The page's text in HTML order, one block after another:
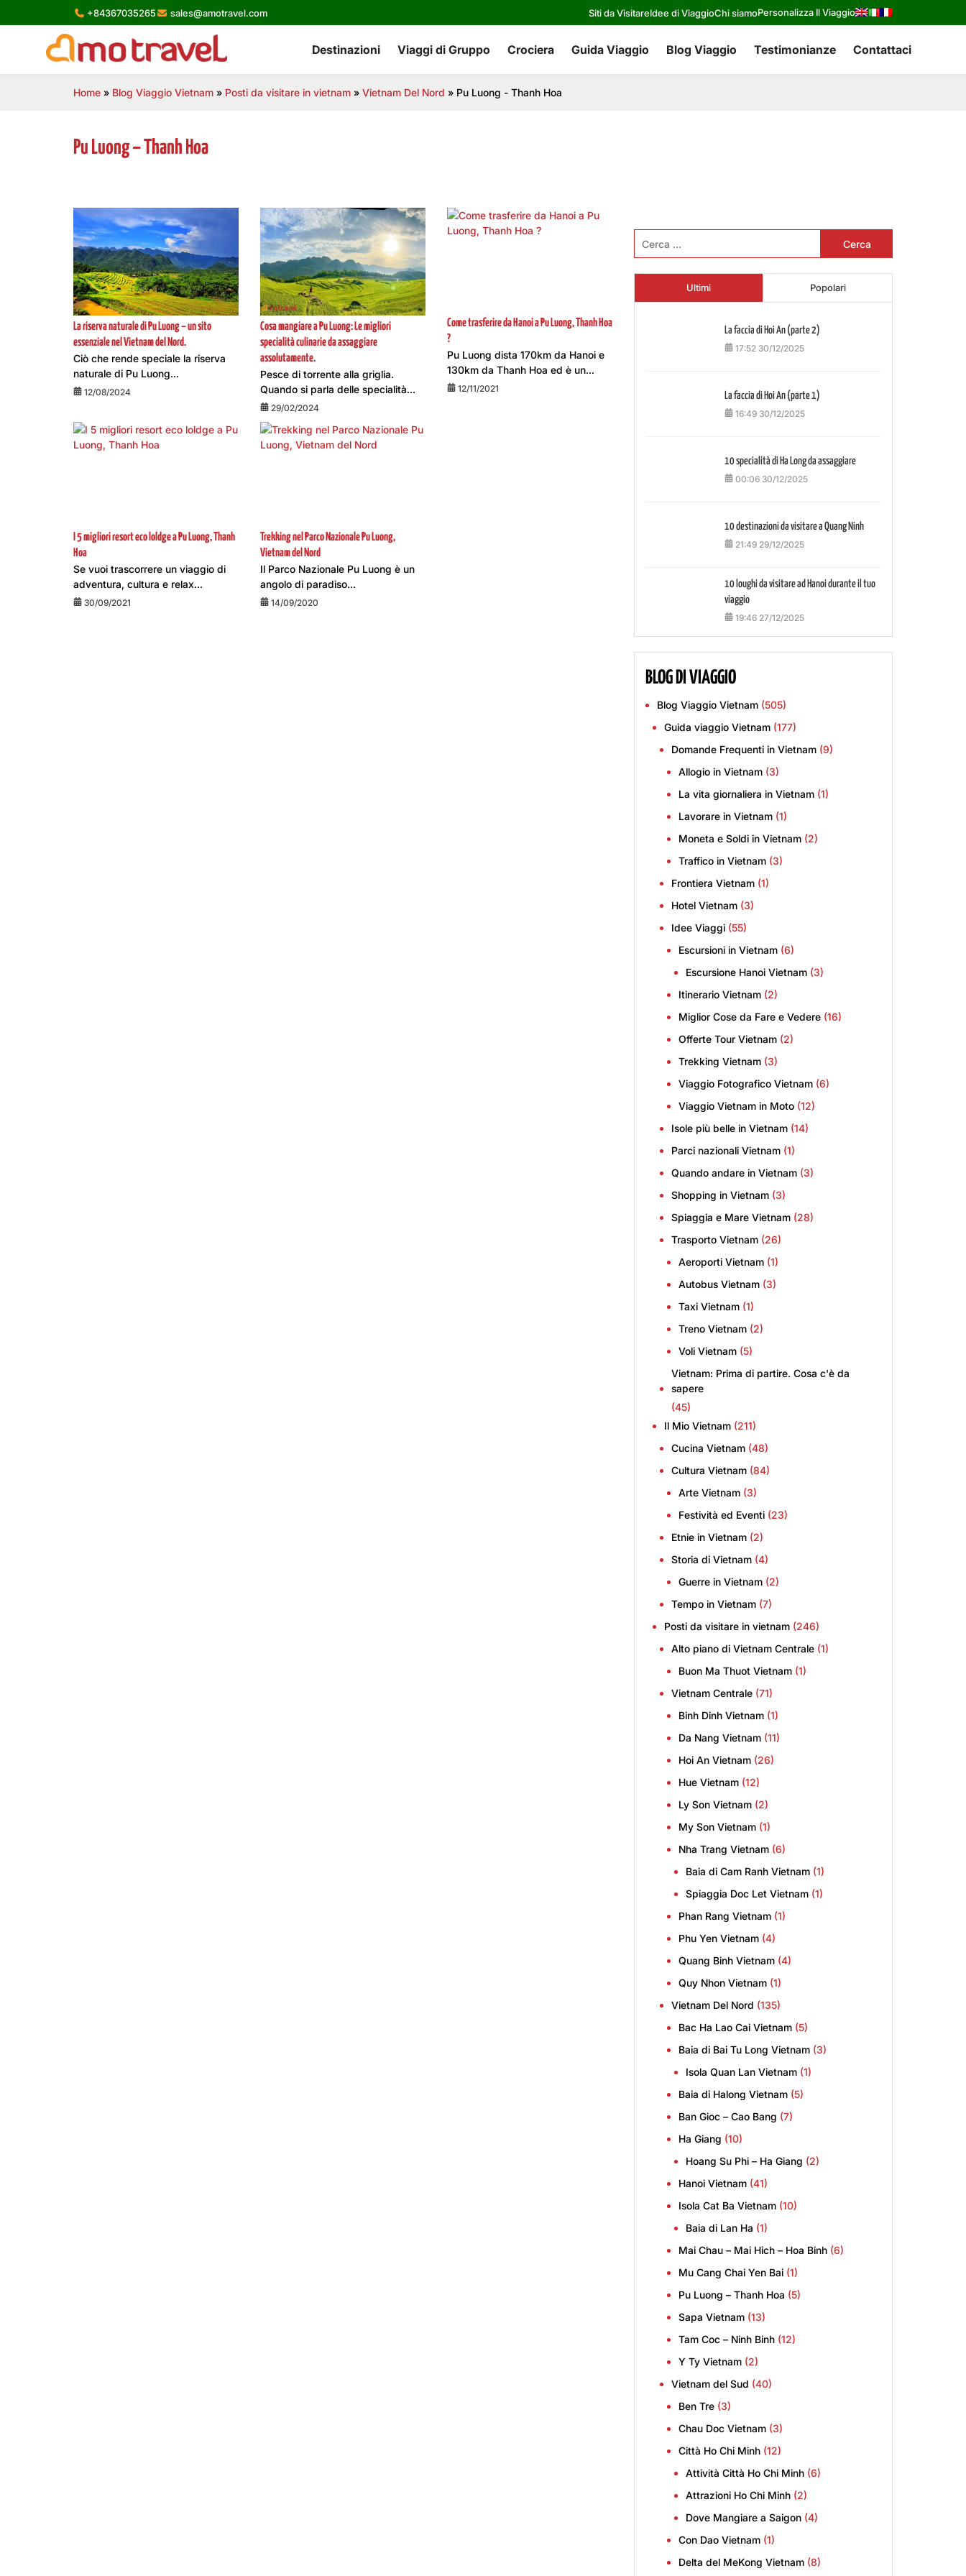
+84367035265 sales@amotravel.com Siti da VisitareIdee di ViaggioChi siamoPersonalizza Il Viaggio
Destinazioni Viaggi di Gruppo Crociera Guida Viaggio Blog Viaggio Testimonianze Contattaci
Home » Blog Viaggio Vietnam » Posti da visitare in vietnam » Vietnam Del Nord » Pu Luong - Thanh Hoa
Pu Luong – Thanh Hoa
La riserva naturale di Pu Luong – un sito
essenziale nel Vietnam del Nord.
Ciò che rende speciale la riserva
naturale di Pu Luong...
12/08/2024
Cosa mangiare a Pu Luong: Le migliori
specialità culinarie da assaggiare
assolutamente.
Pesce di torrente alla griglia.
Quando si parla delle specialità...
29/02/2024
Come trasferire da Hanoi a Pu Luong, Thanh Hoa
?
Pu Luong dista 170km da Hanoi e
130km da Thanh Hoa ed è un...
12/11/2021
I 5 migliori resort eco loldge a Pu Luong, Thanh
Hoa
Se vuoi trascorrere un viaggio di
adventura, cultura e relax...
30/09/2021
Trekking nel Parco Nazionale Pu Luong,
Vietnam del Nord
Il Parco Nazionale Pu Luong è un
angolo di paradiso...
14/09/2020
per:
Ultimi Popolari
La faccia di Hoi An (parte 2)
17:52 30/12/2025
La faccia di Hoi An (parte 1)
16:49 30/12/2025
10 specialità di Ha Long da assaggiare
00:06 30/12/2025
10 destinazioni da visitare a Quang Ninh
21:49 29/12/2025
10 loughi da visitare ad Hanoi durante il tuo
viaggio
19:46 27/12/2025
BLOG DI VIAGGIO
Blog Viaggio Vietnam (505)
Guida viaggio Vietnam (177)
Domande Frequenti in Vietnam (9)
Allogio in Vietnam (3)
La vita giornaliera in Vietnam (1)
Lavorare in Vietnam (1)
Moneta e Soldi in Vietnam (2)
Traffico in Vietnam (3)
Frontiera Vietnam (1)
Hotel Vietnam (3)
Idee Viaggi (55)
Escursioni in Vietnam (6)
Escursione Hanoi Vietnam (3)
Itinerario Vietnam (2)
Miglior Cose da Fare e Vedere (16)
Offerte Tour Vietnam (2)
Trekking Vietnam (3)
Viaggio Fotografico Vietnam (6)
Viaggio Vietnam in Moto (12)
Isole più belle in Vietnam (14)
Parci nazionali Vietnam (1)
Quando andare in Vietnam (3)
Shopping in Vietnam (3)
Spiaggia e Mare Vietnam (28)
Trasporto Vietnam (26)
Aeroporti Vietnam (1)
Autobus Vietnam (3)
Taxi Vietnam (1)
Treno Vietnam (2)
Voli Vietnam (5)
Vietnam: Prima di partire. Cosa c'è da
sapere
(45)
Il Mio Vietnam (211)
Cucina Vietnam (48)
Cultura Vietnam (84)
Arte Vietnam (3)
Festività ed Eventi (23)
Etnie in Vietnam (2)
Storia di Vietnam (4)
Guerre in Vietnam (2)
Tempo in Vietnam (7)
Posti da visitare in vietnam (246)
Alto piano di Vietnam Centrale (1)
Buon Ma Thuot Vietnam (1)
Vietnam Centrale (71)
Binh Dinh Vietnam (1)
Da Nang Vietnam (11)
Hoi An Vietnam (26)
Hue Vietnam (12)
Ly Son Vietnam (2)
My Son Vietnam (1)
Nha Trang Vietnam (6)
Baia di Cam Ranh Vietnam (1)
Spiaggia Doc Let Vietnam (1)
Phan Rang Vietnam (1)
Phu Yen Vietnam (4)
Quang Binh Vietnam (4)
Quy Nhon Vietnam (1)
Vietnam Del Nord (135)
Bac Ha Lao Cai Vietnam (5)
Baia di Bai Tu Long Vietnam (3)
Isola Quan Lan Vietnam (1)
Baia di Halong Vietnam (5)
Ban Gioc – Cao Bang (7)
Ha Giang (10)
Hoang Su Phi – Ha Giang (2)
Hanoi Vietnam (41)
Isola Cat Ba Vietnam (10)
Baia di Lan Ha (1)
Mai Chau – Mai Hich – Hoa Binh (6)
Mu Cang Chai Yen Bai (1)
Pu Luong – Thanh Hoa (5)
Sapa Vietnam (13)
Tam Coc – Ninh Binh (12)
Y Ty Vietnam (2)
Vietnam del Sud (40)
Ben Tre (3)
Chau Doc Vietnam (3)
Città Ho Chi Minh (12)
Attività Città Ho Chi Minh (6)
Attrazioni Ho Chi Minh (2)
Dove Mangiare a Saigon (4)
Con Dao Vietnam (1)
Delta del MeKong Vietnam (8)